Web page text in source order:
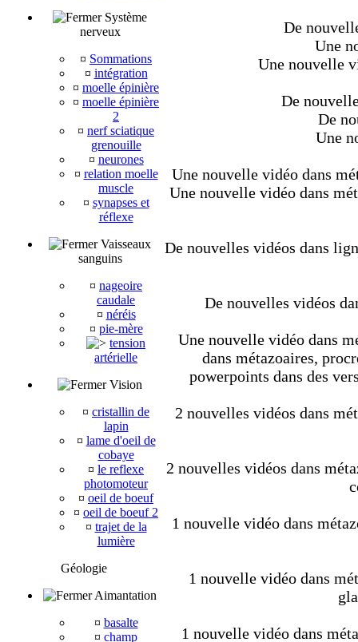
Système
nerveux
¤ Sommations
¤ intégration
¤ moelle épinière
¤ moelle épinière
2
¤ nerf sciatique
grenouille
¤ neurones
¤ relation moelle
muscle
¤ synapses et
réflexe
Vaisseaux
sanguins
¤ nageoire
caudale
¤ néréis
¤ pie-mère
tension
artérielle
Vision
¤ cristallin de
lapin
¤ lame d'oeil de
cobaye
¤ le reflexe
photomoteur
¤ oeil de boeuf
¤ oeil de boeuf 2
¤ trajet de la
lumière
Géologie
Aimantation
¤ basalte
¤ champ
De
Une
Une nouvelle
De
De
Une
Une nouvelle vidéo dans
Une nouvelle vidéo dans
De nouvelles vidéos dans
De nouvelles vidéos
Une nouvelle vidéo dans
dans métazoaires,
powerpoints dans des
2 nouvelles vidéos dans
2 nouvelles vidéos dans
1 nouvelle vidéo dans
1 nouvelle vidéo dans
1 nouvelle vidéo dans